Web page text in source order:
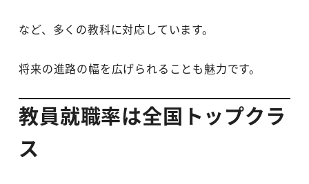
など、多くの教科に対応しています。
将来の進路の幅を広げられることも魅力です。
教員就職率は全国トップクラ
ス